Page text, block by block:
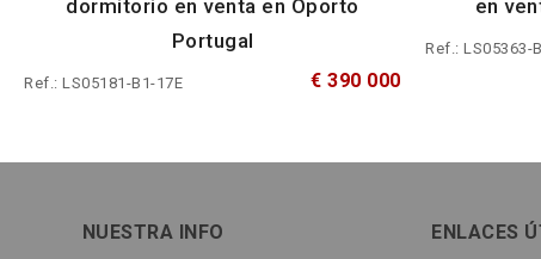
dormitorio en venta en Oporto
Portugal
Ref.: LS05181-B1-17E € 390 000
en
Ref.: LS05363-B
NUESTRA INFO ENLACES